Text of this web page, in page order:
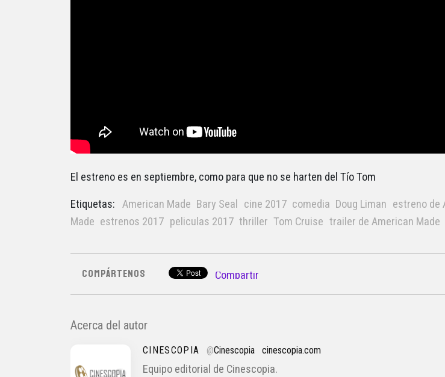
El estreno es en septiembre, como para que no se harten del Tío Tom
Etiquetas: American Made Bary Seal cine 2017 comedia Doug Liman estreno de
Made estrenos 2017 peliculas 2017 thriller Tom Cruise trailer de American Made
COMPÁRTENOS Compartir
Acerca del autor
CINESCOPIA @Cinescopia cinescopia.com
Equipo editorial de Cinescopia.